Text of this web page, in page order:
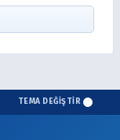
TEMA DEĞİŞTİR